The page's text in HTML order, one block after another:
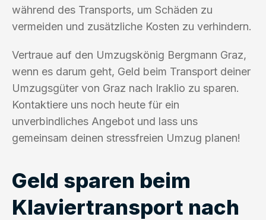
während des Transports, um Schäden zu
vermeiden und zusätzliche Kosten zu verhindern.
Vertraue auf den Umzugskönig Bergmann Graz,
wenn es darum geht, Geld beim Transport deiner
Umzugsgüter von Graz nach Iraklio zu sparen.
Kontaktiere uns noch heute für ein
unverbindliches Angebot und lass uns
gemeinsam deinen stressfreien Umzug planen!
Geld sparen beim
Klaviertransport nach